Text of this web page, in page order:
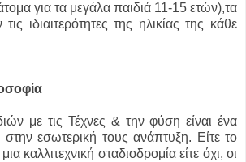
για τα μεγάλα παιδιά 11-15 ετών),τα
ιδιαιτερότητες της ηλικίας της κάθε
με τις Τέχνες & την φύση είναι ένα
στην εσωτερική τους ανάπτυξη. Είτε το
καλλιτεχνική σταδιοδρομία είτε όχι, οι